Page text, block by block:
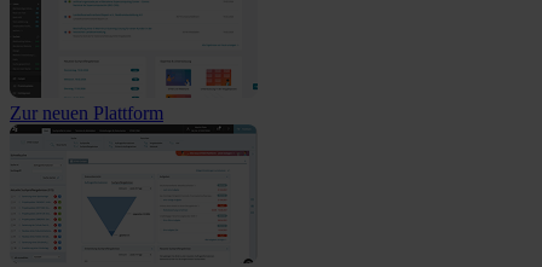
Zur neuen Plattform